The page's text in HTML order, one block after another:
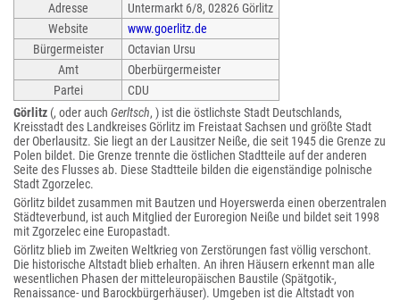
Adresse
Untermarkt 6/8, 02826 Görlitz
Website
www.goerlitz.de
Bürgermeister
Octavian Ursu
Amt
Oberbürgermeister
Partei
CDU
Görlitz (, oder auch Gerltsch, ) ist die östlichste Stadt Deutschlands,
Kreisstadt des Landkreises Görlitz im Freistaat Sachsen und größte Stadt
der Oberlausitz. Sie liegt an der Lausitzer Neiße, die seit 1945 die Grenze zu
Polen bildet. Die Grenze trennte die östlichen Stadtteile auf der anderen
Seite des Flusses ab. Diese Stadtteile bilden die eigenständige polnische
Stadt Zgorzelec.
Görlitz bildet zusammen mit Bautzen und Hoyerswerda einen oberzentralen
Städteverbund, ist auch Mitglied der Euroregion Neiße und bildet seit 1998
mit Zgorzelec eine Europastadt.
Görlitz blieb im Zweiten Weltkrieg von Zerstörungen fast völlig verschont.
Die historische Altstadt blieb erhalten. An ihren Häusern erkennt man alle
wesentlichen Phasen der mitteleuropäischen Baustile (Spätgotik-,
Renaissance- und Barockbürgerhäuser). Umgeben ist die Altstadt von